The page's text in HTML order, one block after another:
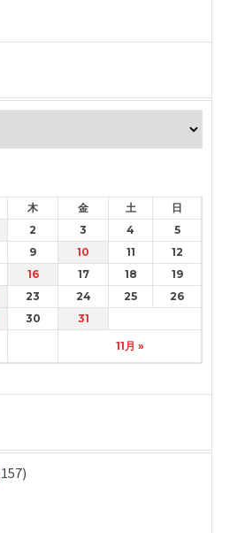
木 金 土 日
11月 »
2 3 4
5
9 10 11
12
16 17 18
19
23 24 25
26
30 31